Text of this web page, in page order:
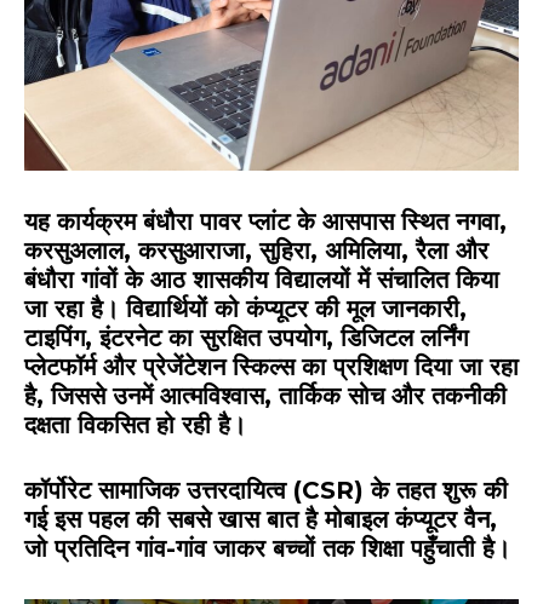
यह कार्यक्रम बंधौरा पावर प्लांट के आसपास स्थित नगवा,
करसुअलाल, करसुआराजा, सुहिरा, अमिलिया, रैला और
बंधौरा गांवों के आठ शासकीय विद्यालयों में संचालित किया
जा रहा है। विद्यार्थियों को कंप्यूटर की मूल जानकारी,
टाइपिंग, इंटरनेट का सुरक्षित उपयोग, डिजिटल लर्निंग
प्लेटफॉर्म और प्रेजेंटेशन स्किल्स का प्रशिक्षण दिया जा रहा
है, जिससे उनमें आत्मविश्वास, तार्किक सोच और तकनीकी
दक्षता विकसित हो रही है।
कॉर्पोरेट सामाजिक उत्तरदायित्व (CSR) के तहत शुरू की
गई इस पहल की सबसे खास बात है मोबाइल कंप्यूटर वैन,
जो प्रतिदिन गांव-गांव जाकर बच्चों तक शिक्षा पहुँचाती है।